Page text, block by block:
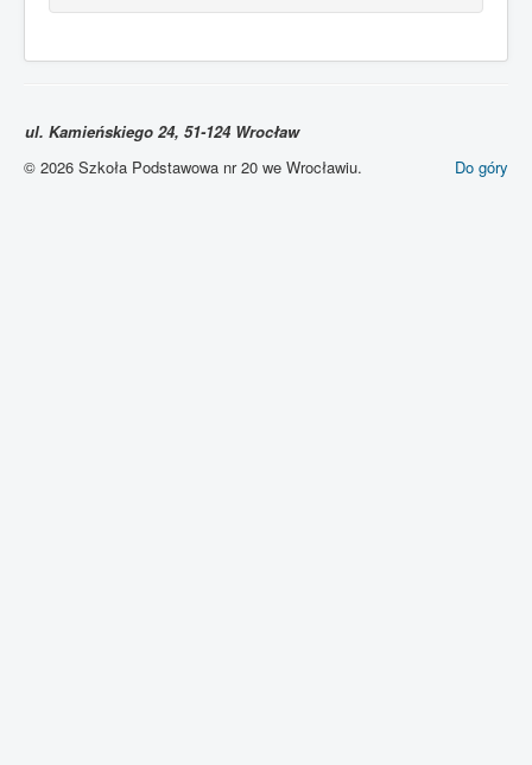
ul. Kamieńskiego 24, 51-124 Wrocław
Do góry
© 2026 Szkoła Podstawowa nr 20 we Wrocławiu.